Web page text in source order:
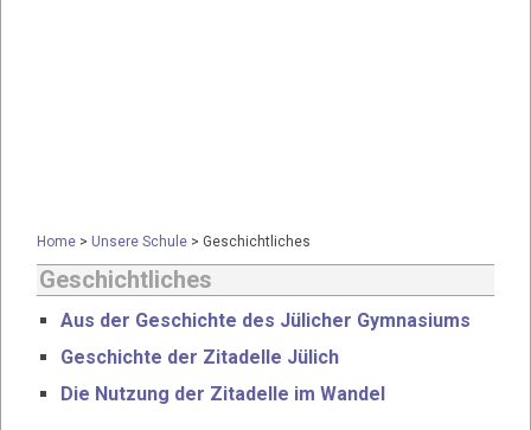
Home > Unsere Schule > Geschichtliches
Geschichtliches
Aus der Geschichte des Jülicher Gymnasiums
Geschichte der Zitadelle Jülich
Die Nutzung der Zitadelle im Wandel